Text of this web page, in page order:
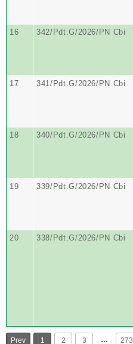
16 342/Pdt.G/2026/PN Cbi
17 341/Pdt.G/2026/PN Cbi
18 340/Pdt.G/2026/PN Cbi
19 339/Pdt.G/2026/PN Cbi
20 338/Pdt.G/2026/PN Cbi
Prev 1 2 3 … 273